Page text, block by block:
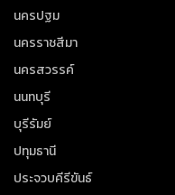
นครปฐม
นครราชสีมา
นครสวรรค์
นนทบุรี
บุรีรัมย์
ปทุมธานี
ประจวบคีรีขันธ์